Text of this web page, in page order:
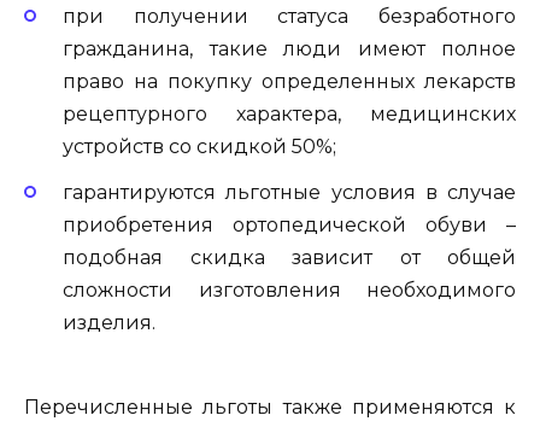
при получении статуса безработного
гражданина, такие люди имеют полное
право на покупку определенных лекарств
рецептурного характера, медицинских
устройств со скидкой 50%;
гарантируются льготные условия в случае
приобретения ортопедической обуви –
подобная скидка зависит от общей
сложности изготовления необходимого
изделия.
Перечисленные льготы также применяются к